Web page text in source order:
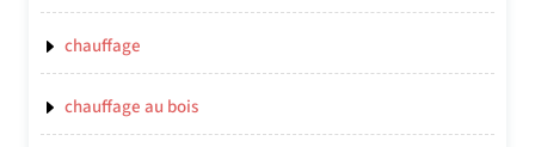
chauffage
chauffage au bois